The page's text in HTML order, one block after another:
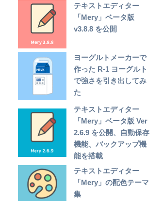
テキストエディター
「Mery」ベータ版
v3.8.8 を公開
ヨーグルトメーカーで
作った R-1 ヨーグルト
で強さを引き出してみ
た
テキストエディター
「Mery」ベータ版 Ver
2.6.9 を公開、自動保存
機能、バックアップ機
能を搭載
テキストエディター
「Mery」の配色テーマ
集